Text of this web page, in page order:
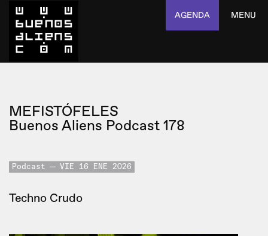
AGENDA MENU
MEFISTÓFELES
Buenos Aliens Podcast 178
Podcast VIE 16 ENE 2026
Techno Crudo